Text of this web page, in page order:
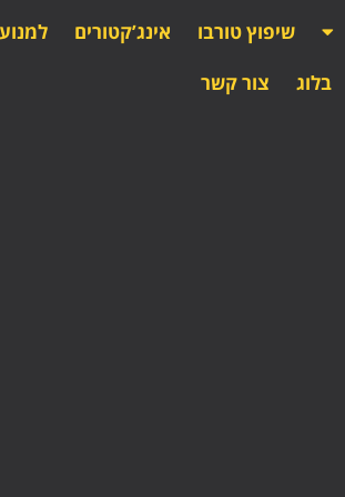
שיפוץ טורבו אינג’קטורים למנוע
בלוג צור קשר